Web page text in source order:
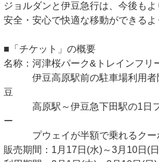
ジョルダンと伊豆急行は、今後も
安全・安心で快適な移動ができるよ
■「チケット」の概要
名称：河津桜パーク&トレインフリ
伊豆高原駅前の駐車場利用者
豆
高原駅～伊豆急下田駅の1日フ
ー
プウェイが半額で乗れるクー
販売期間：1月17日(水)～3月10日(